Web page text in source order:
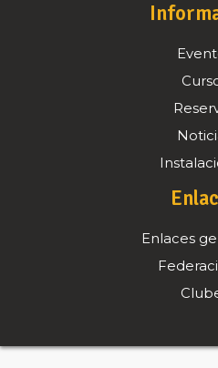
Enlaces